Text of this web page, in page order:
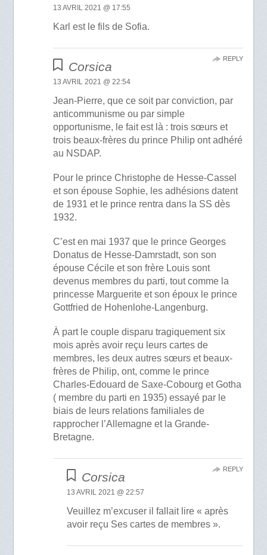
13 AVRIL 2021 @ 17:55
Karl est le fils de Sofia.
Corsica
13 AVRIL 2021 @ 22:54
Jean-Pierre, que ce soit par conviction, par
anticommunisme ou par simple
opportunisme, le fait est là : trois sœurs et
trois beaux-frères du prince Philip ont adhéré
au NSDAP.
Pour le prince Christophe de Hesse-Cassel
et son épouse Sophie, les adhésions datent
de 1931 et le prince rentra dans la SS dès
1932.
C’est en mai 1937 que le prince Georges
Donatus de Hesse-Damrstadt, son son
épouse Cécile et son frère Louis sont
devenus membres du parti, tout comme la
princesse Marguerite et son époux le prince
Gottfried de Hohenlohe-Langenburg.
À part le couple disparu tragiquement six
mois après avoir reçu leurs cartes de
membres, les deux autres sœurs et beaux-
frères de Philip, ont, comme le prince
Charles-Edouard de Saxe-Cobourg et Gotha
( membre du parti en 1935) essayé par le
biais de leurs relations familiales de
rapprocher l’Allemagne et la Grande-
Bretagne.
REPLY
Corsica
13 AVRIL 2021 @ 22:57
Veuillez m’excuser il fallait lire « après
avoir reçu Ses cartes de membres ».
REPLY